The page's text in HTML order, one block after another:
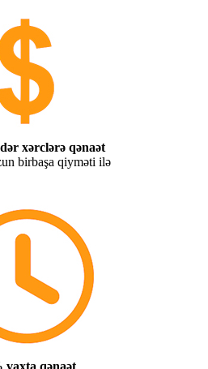
xərclərə qənaət
birbaşa qiyməti ilə